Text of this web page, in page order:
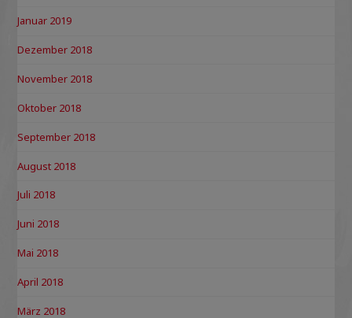
Januar 2019
Dezember 2018
November 2018
Oktober 2018
September 2018
August 2018
Juli 2018
Juni 2018
Mai 2018
April 2018
März 2018